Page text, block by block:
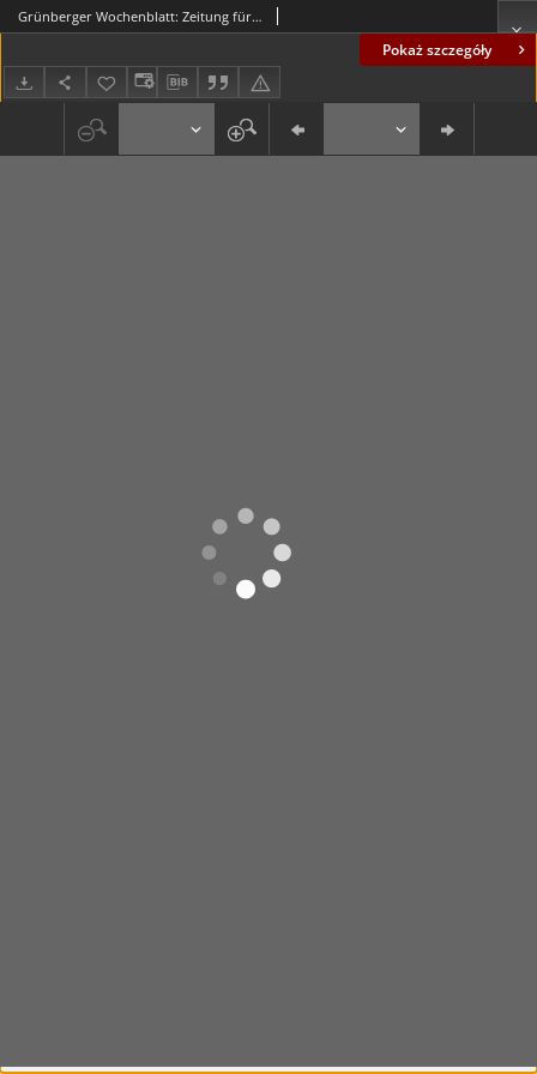
Pokaż szczegóły
Grünberger Wochenblatt: Zeitung für Stadt und Land, No. 134. (12. Juni 1935)